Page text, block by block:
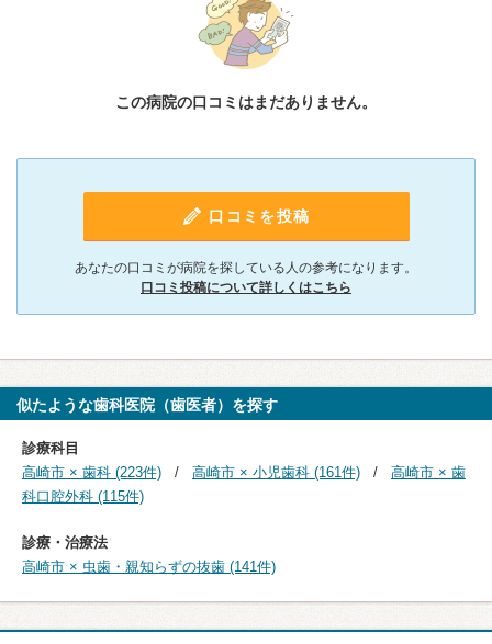
この病院の口コミはまだありません。
口コミを投稿
あなたの口コミが病院を探している人の参考になります。
口コミ投稿について詳しくはこちら
似たような歯科医院（歯医者）を探す
診療科目
高崎市 × 歯科 (223件)
高崎市 × 小児歯科 (161件)
高崎市 × 歯
科口腔外科 (115件)
診療・治療法
高崎市 × 虫歯・親知らずの抜歯 (141件)